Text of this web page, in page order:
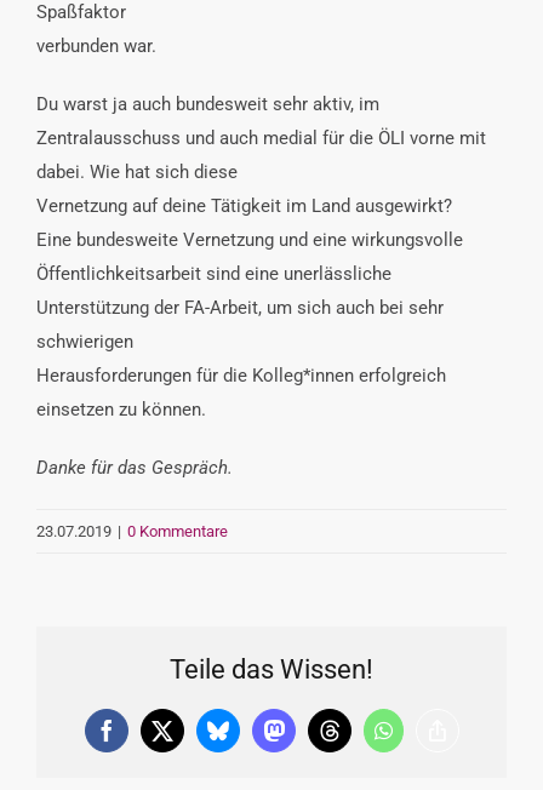
Spaßfaktor
verbunden war.
Du warst ja auch bundesweit sehr aktiv, im
Zentralausschuss und auch medial für die ÖLI vorne mit
dabei. Wie hat sich diese
Vernetzung auf deine Tätigkeit im Land ausgewirkt?
Eine bundesweite Vernetzung und eine wirkungsvolle
Öffentlichkeitsarbeit sind eine unerlässliche
Unterstützung der FA-Arbeit, um sich auch bei sehr
schwierigen
Herausforderungen für die Kolleg*innen erfolgreich
einsetzen zu können.
Danke für das Gespräch.
23.07.2019 | 0 Kommentare
Teile das Wissen!
Facebook
X BlueskyMastodonThreadsWhatsApp